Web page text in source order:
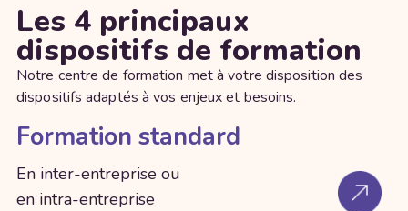
Les 4 principaux
dispositifs de formation
Notre centre de formation met à votre disposition des
dispositifs adaptés à vos enjeux et besoins.
Formation standard
En inter-entreprise ou
en intra-entreprise